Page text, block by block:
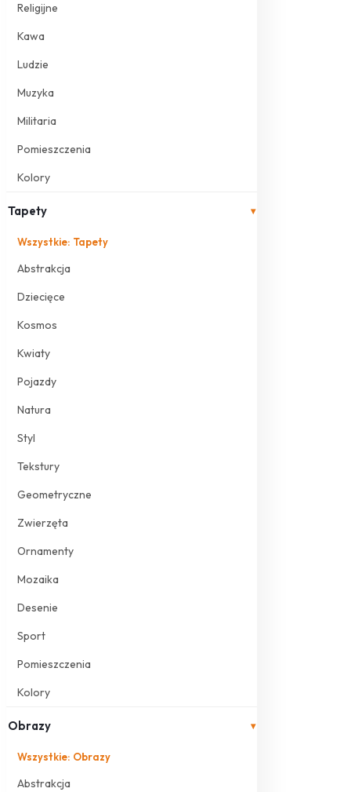
Religijne
Kawa
Ludzie
Muzyka
Militaria
Pomieszczenia
Kolory
Tapety ▾
Wszystkie: Tapety
Abstrakcja
Dziecięce
Kosmos
Kwiaty
Pojazdy
Natura
Styl
Tekstury
Geometryczne
Zwierzęta
Ornamenty
Mozaika
Desenie
Sport
Pomieszczenia
Kolory
Obrazy ▾
Wszystkie: Obrazy
Abstrakcja